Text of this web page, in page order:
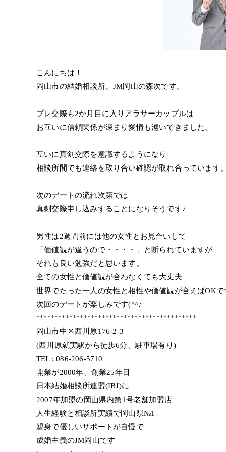
こんにちは！
岡山市の結婚相談所、JM岡山の森次です。
プレ交際も2か月目に入りアラサーカップルは
お互いに信頼関係が深まり愛情も湧いてきました。
互いに真剣交際を意識するようになり
相談所間でも連絡を取り合い確認が取れ合っています
次のデートの流れ次第では
真剣交際申し込みすることになりそうです♪
男性は2週間前には他の女性とお見合いして
「価値観が違うので・・・・」と断られていますが
それも良い勉強だと思います。
全ての女性と価値観が合わなくても大丈夫
世界でたった一人の女性と相性や価値観が合えばOKで
次回のデートが楽しみです(^^♪
********************************************
岡山市中区西川原176-2-3
(西川原就実駅から徒歩6分、駐車場有り)
TEL : 086-206-5710
開業が2000年、創業25年目
日本結婚相談所連盟(IBJ)に
2007年加盟の岡山県内第1号老舗加盟店
人生経験と相談所実績で岡山県№1
親身で優しいサポートが自慢で
成婚主義のJM岡山です